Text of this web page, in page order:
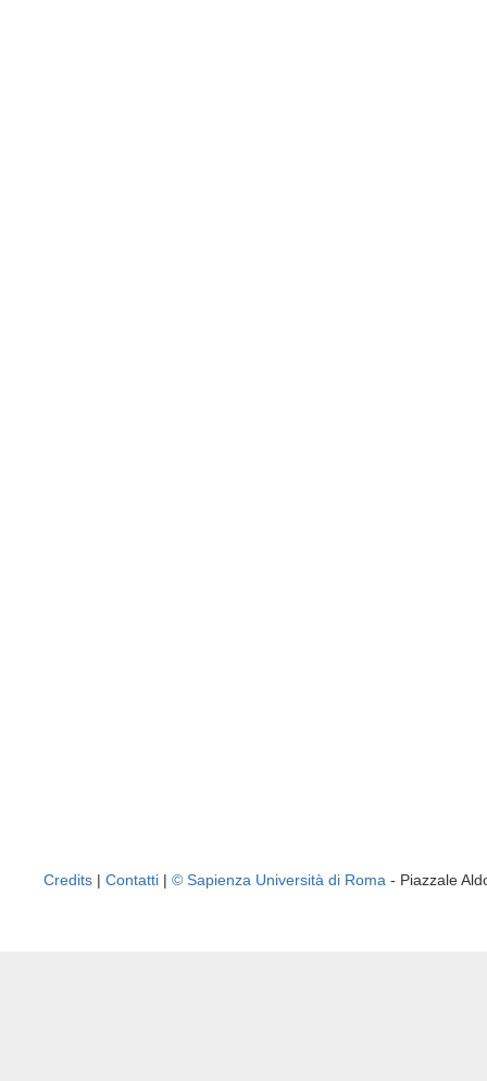
Credits | Contatti | © Sapienza Università di Roma - Piazzale